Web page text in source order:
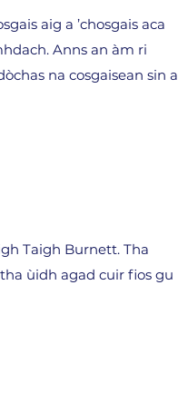
aig a ’chosgais aca
Anns an àm ri
na cosgaisean sin a
Taigh Burnett. Tha
ùidh agad cuir fios gu